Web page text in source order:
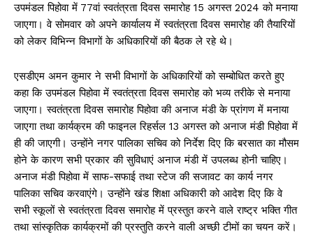
उपमंडल पिहोवा में 77वां स्वतंत्रता दिवस समारोह 15 अगस्त 2024 को मनाया
जाएगा। वे सोमवार को अपने कार्यालय में स्वतंत्रता दिवस समारोह की तैयारियों
को लेकर विभिन्न विभागों के अधिकारियों की बैठक ले रहे थे।
एसडीएम अमन कुमार ने सभी विभागों के अधिकारियों को सम्बोधित करते हुए
कहा कि उपमंडल पिहोवा में स्वतंत्रता दिवस समारोह को भव्य तरीके से मनाया
जाएगा। स्वतंत्रता दिवस समारोह पिहोवा की अनाज मंडी के प्रांगण में मनाया
जाएगा तथा कार्यक्रम की फाइनल रिहर्सल 13 अगस्त को अनाज मंडी पिहोवा में
ही की जाएगी। उन्होंने नगर पालिका सचिव को निर्देश दिए कि बरसात का मौसम
होने के कारण सभी प्रकार की सुविधाएं अनाज मंडी में उपलब्ध होनी चाहिए।
अनाज मंडी पिहोवा में साफ-सफाई तथा स्टेज की सजावट का कार्य नगर
पालिका सचिव करवाएंगे। उन्होंने खंड शिक्षा अधिकारी को आदेश दिए कि वे
सभी स्कूलों से स्वतंत्रता दिवस समारोह में प्रस्तुत करने वाले राष्ट्र भक्ति गीत
तथा सांस्कृतिक कार्यक्रमों की प्रस्तुति करने वाली अच्छी टीमों का चयन करें।